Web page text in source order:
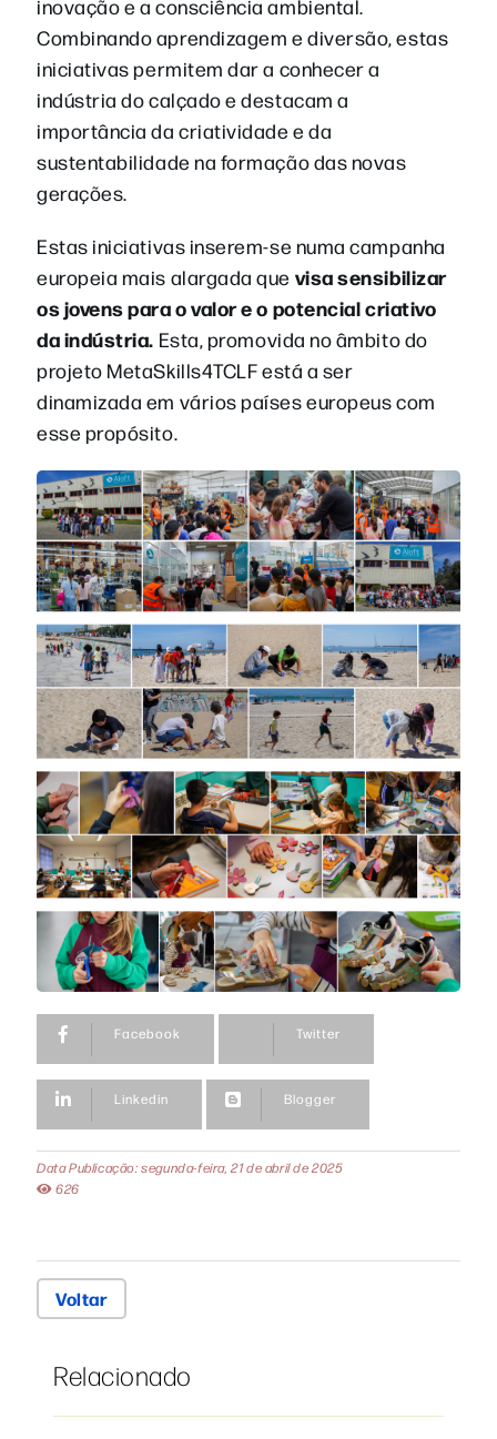
inovação e a consciência ambiental.
Combinando aprendizagem e diversão, estas
iniciativas permitem dar a conhecer a
indústria do calçado e destacam a
importância da criatividade e da
sustentabilidade na formação das novas
gerações.
Estas iniciativas inserem-se numa campanha
europeia mais alargada que visa sensibilizar
os jovens para o valor e o potencial criativo
da indústria. Esta, promovida no âmbito do
projeto MetaSkills4TCLF está a ser
dinamizada em vários países europeus com
esse propósito.
Facebook Twitter
Linkedin Blogger
Data Publicação: segunda-feira, 21 de abril de 2025
626
Voltar
Relacionado